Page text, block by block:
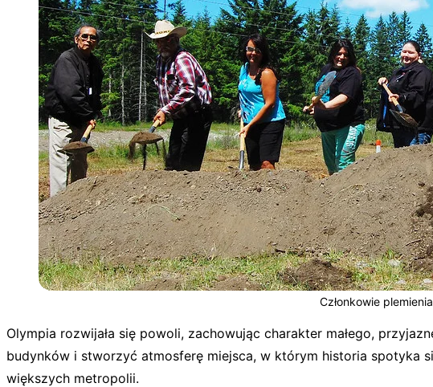
Członkowie
Olympia rozwijała się powoli, zachowując charakter małego,
budynków i stworzyć atmosferę miejsca, w którym historia spotyka
większych metropolii.